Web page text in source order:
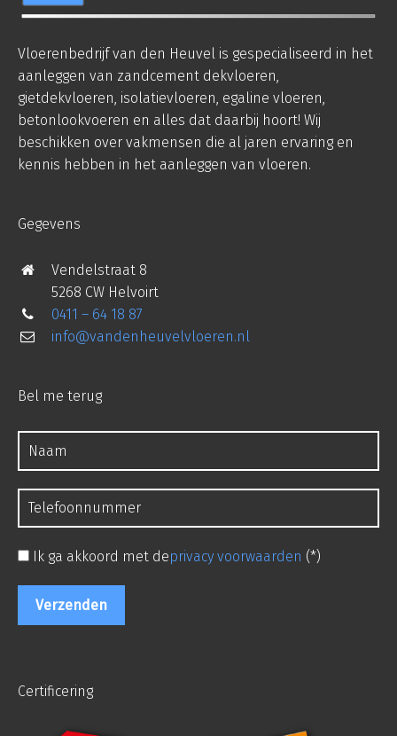
Vloerenbedrijf van den Heuvel is gespecialiseerd in het
aanleggen van zandcement dekvloeren,
gietdekvloeren, isolatievloeren, egaline vloeren,
betonlookvoeren en alles dat daarbij hoort! Wij
beschikken over vakmensen die al jaren ervaring en
kennis hebben in het aanleggen van vloeren.
Gegevens
Vendelstraat 8
5268 CW Helvoirt
0411 – 64 18 87
info@vandenheuvelvloeren.nl
Bel me terug
Ik ga akkoord met deprivacy voorwaarden (*)
Certificering